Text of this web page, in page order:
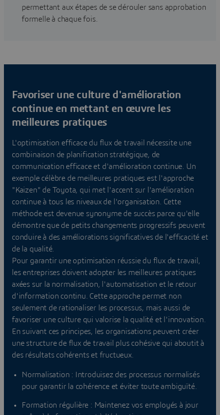
permettant aux étapes de se dérouler sans approbation
formelle à chaque fois.
Favoriser une culture d'amélioration
continue en mettant en œuvre les
meilleures pratiques
L'optimisation efficace du flux de travail nécessite une
combinaison de planification stratégique, de
communication efficace et d'amélioration continue. Un
exemple célèbre de meilleures pratiques est l'approche
"Kaizen" de Toyota, qui met l'accent sur l'amélioration
continue à tous les niveaux de l'organisation. Cette
méthode est devenue synonyme de succès parce qu'elle
démontre que de petits changements progressifs peuvent
conduire à des améliorations significatives de l'efficacité et
de la qualité.
Pour garantir une optimisation réussie du flux de travail,
les entreprises doivent adopter les meilleures pratiques
axées sur la normalisation, l'automatisation et le retour
d'information continu. Cette approche permet non
seulement de rationaliser les processus, mais aussi de
favoriser une culture qui valorise la qualité et l'innovation.
En suivant ces principes, les organisations peuvent créer
une structure de flux de travail plus cohésive qui aboutit à
des résultats cohérents et fructueux.
Normalisation : Introduisez des processus normalisés
pour garantir la cohérence et éviter toute ambiguïté.
Formation régulière : Maintenez vos employés à jour